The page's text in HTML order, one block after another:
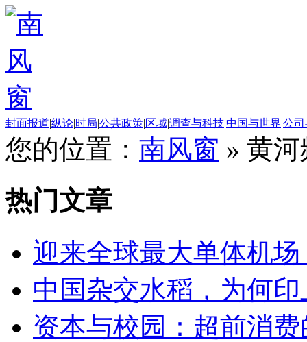
封面报道|纵论|时局|公共政策|区域|调查与科技|中国与世界|公
您的位置： 南风窗 » 黄河
热门文章
迎来全球最大单体机
中国杂交水稻，为何
资本与校园：超前消